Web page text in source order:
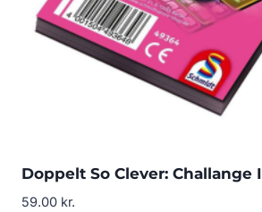
Doppelt So Clever: Challange I
59.00 kr.